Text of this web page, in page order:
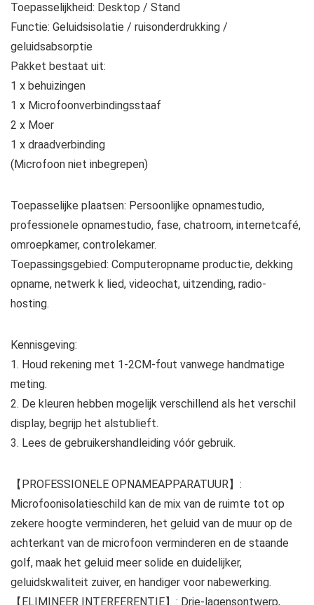
Toepasselijkheid: Desktop / Stand
Functie: Geluidsisolatie / ruisonderdrukking /
geluidsabsorptie
Pakket bestaat uit:
1 x behuizingen
1 x Microfoonverbindingsstaaf
2 x Moer
1 x draadverbinding
(Microfoon niet inbegrepen)
Toepasselijke plaatsen: Persoonlijke opnamestudio,
professionele opnamestudio, fase, chatroom, internetcafé,
omroepkamer, controlekamer.
Toepassingsgebied: Computeropname productie, dekking
opname, netwerk k lied, videochat, uitzending, radio-
hosting.
Kennisgeving:
1. Houd rekening met 1-2CM-fout vanwege handmatige
meting.
2. De kleuren hebben mogelijk verschillend als het verschil
display, begrijp het alstublieft.
3. Lees de gebruikershandleiding vóór gebruik.
【PROFESSIONELE OPNAMEAPPARATUUR】:
Microfoonisolatieschild kan de mix van de ruimte tot op
zekere hoogte verminderen, het geluid van de muur op de
achterkant van de microfoon verminderen en de staande
golf, maak het geluid meer solide en duidelijker,
geluidskwaliteit zuiver, en handiger voor nabewerking.
【ELIMINEER INTERFERENTIE】: Drie-lagensontwerp,